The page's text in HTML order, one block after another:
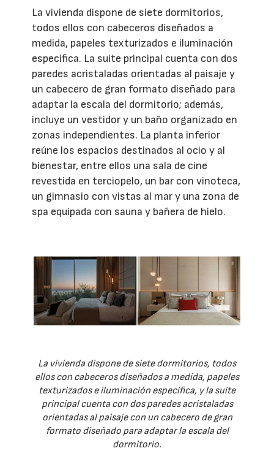
La vivienda dispone de siete dormitorios,
todos ellos con cabeceros diseñados a
medida, papeles texturizados e iluminación
específica. La suite principal cuenta con dos
paredes acristaladas orientadas al paisaje y
un cabecero de gran formato diseñado para
adaptar la escala del dormitorio; además,
incluye un vestidor y un baño organizado en
zonas independientes. La planta inferior
reúne los espacios destinados al ocio y al
bienestar, entre ellos una sala de cine
revestida en terciopelo, un bar con vinoteca,
un gimnasio con vistas al mar y una zona de
spa equipada con sauna y bañera de hielo.
La vivienda dispone de siete dormitorios, todos
ellos con cabeceros diseñados a medida, papeles
texturizados e iluminación específica, y la suite
principal cuenta con dos paredes acristaladas
orientadas al paisaje con un cabecero de gran
formato diseñado para adaptar la escala del
dormitorio.